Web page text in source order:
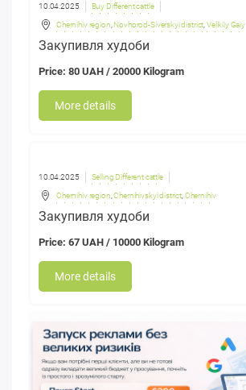
10.04.2025 Buy Different cattle
Chernihiv region Novhorod-Siverskyi district Velikiiy Gaiy
Закупивля худоби
Price: 80 UAH / 20000 Kilogram
More details
10.04.2025 Selling Different cattle
Chernihiv region ,Chernihivskyi district Chernihiv
Закупивля худоби
Price: 67 UAH / 10000 Kilogram
More details